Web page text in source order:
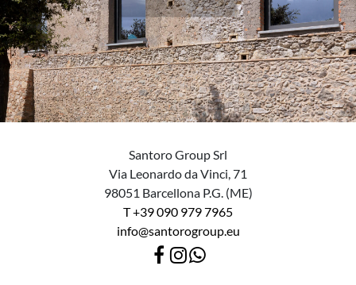
porte battente, porte a
libro e porte filomuro
Santoro Group Srl
Via Leonardo da Vinci, 71
98051 Barcellona P.G. (ME)
T +39 090 979 7965
info@santorogroup.eu